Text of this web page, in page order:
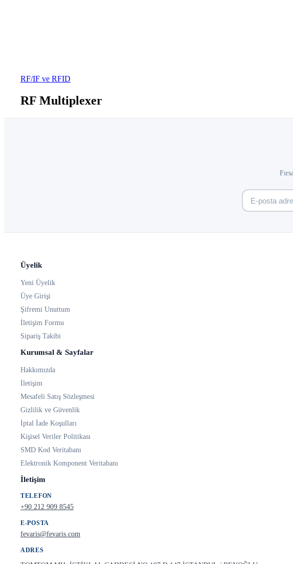
RF/IF ve RFID
RF Multiplexer
Üyelik
Yeni Üyelik
Üye Girişi
Şifremi Unuttum
İletişim Formu
Sipariş Takibi
Kurumsal & Sayfalar
Hakkımızda
İletişim
Mesafeli Satış Sözleşmesi
Gizlilik ve Güvenlik
İptal İade Koşulları
Kişisel Veriler Politikası
SMD Kod Veritabanı
Elektronik Komponent Veritabanı
İletişim
TELEFON
+90 212 909 8545
E-POSTA
fevaris@fevaris.com
ADRES